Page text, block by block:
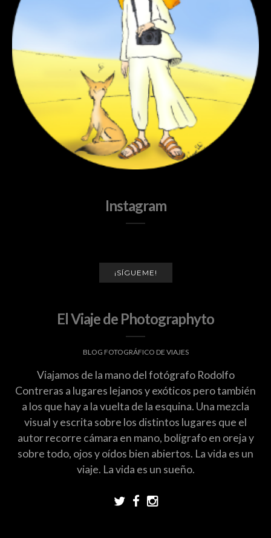
Instagram
¡SÍGUEME!
El Viaje de Photographyto
BLOG FOTOGRÁFICO DE VIAJES
Viajamos de la mano del fotógrafo Rodolfo
Contreras a lugares lejanos y exóticos pero también
a los que hay a la vuelta de la esquina. Una mezcla
visual y escrita sobre los distintos lugares que el
autor recorre cámara en mano, bolígrafo en oreja y
sobre todo, ojos y oídos bien abiertos. La vida es un
viaje. La vida es un sueño.